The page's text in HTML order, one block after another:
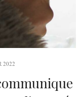
2022